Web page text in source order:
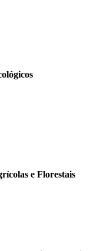
e Florestais